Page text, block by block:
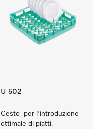
U 502
Cesto  per l'introduzione
ottimale di piatti.